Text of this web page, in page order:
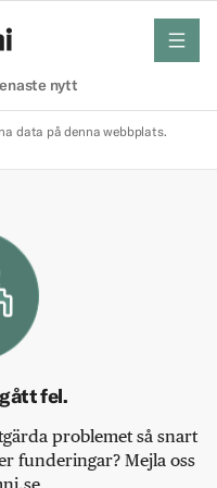
nytt
meny
data på denna webbplats.
fel.
problemet så snart
funderingar? Mejla oss